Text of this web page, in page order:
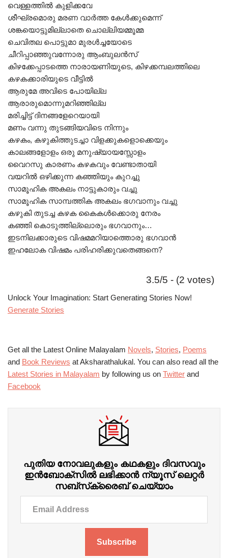
വെള്ളത്തിൽ കുളിക്കവേ
ശീഘ്രമൊരു മരണ വാർത്ത കേൾക്കുമെന്ന്
ശങ്കയൊട്ടുമില്ലാതെ ചൊല്ലിയമ്മൂമ്മ
ചെവിതല പൊട്ടുമാ മുരൾച്ചയോടെ
ചീറിപ്പാഞ്ഞുവന്നോരു ആംബുലൻസ്
കിഴക്കേപ്പാടത്തെ നാരായണിയുടെ, കിഴക്കമ്പലത്തിലെ
കഴകക്കാരിയുടെ വീട്ടിൽ
ആരുമേ അവിടെ പോയില്ല
ആരാരുമൊന്നുമറിഞ്ഞില്ല
മരിച്ചിട്ട് ദിനങ്ങളേറെയായി
മണം വന്നു തുടങ്ങിയവിടെ നിന്നും
കഴകം, കഴുകിത്തുടച്ചാ വിളക്കുകളൊക്കെയും
കാലങ്ങളോളം ഒരു മനുഷ്യായസ്സോളം
വൈറസു കാരണം കഴകവും വേണ്ടാതായി
വയറിൽ ഒഴിക്കുന്ന കഞ്ഞിയും കുറച്ചു
സാമൂഹിക അകലം നാട്ടുകാരും വച്ചു
സാമൂഹിക സാമ്പത്തിക അകലം ഭഗവാനും വച്ചു
കഴുകി തുടച്ച കഴക കൈകൾക്കൊരു നേരം
കഞ്ഞി കൊടുത്തില്ലൊരും ഭഗവാനും…
ഇടനിലക്കാരുടെ വിഷമമറിയാത്തൊരു ഭഗവാൻ
ഇഹലോക വിഷമം പരിഹരിക്കുവതെങ്ങനെ?
3.5/5 - (2 votes)
Unlock Your Imagination: Start Generating Stories Now!
Generate Stories
Get all the Latest Online Malayalam Novels, Stories, Poems
and Book Reviews at Aksharathalukal. You can also read all the
Latest Stories in Malayalam by following us on Twitter and
Facebook
പുതിയ നോവലുകളും കഥകളും ദിവസവും
ഇന്‍ബോക്‌സില്‍ ലഭിക്കാന്‍ ന്യൂസ് ലെറ്റർ
സബ്‌സ്‌ക്രൈബ് ചെയ്യാം
Subscribe